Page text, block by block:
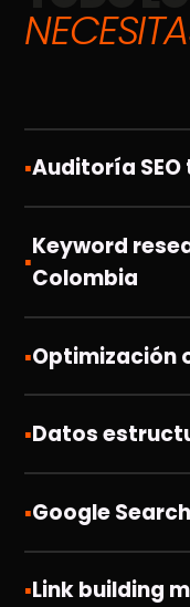
▪Auditoría
▪
Keyword
Colombia
▪Optimización
▪Datos
▪Google
▪Link building